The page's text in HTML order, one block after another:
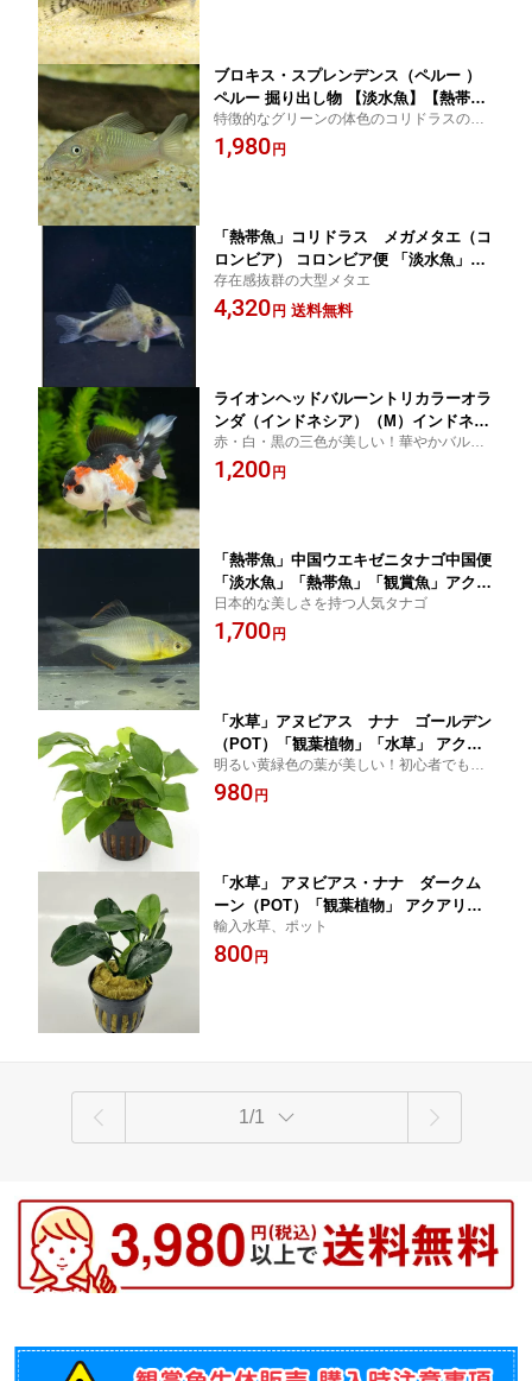
ブロキス・スプレンデンス（ペルー ）
ペルー 掘り出し物 【淡水魚】【熱帯
魚】【観賞魚】
特徴的なグリーンの体色のコリドラスの近
縁種
1,980円
「熱帯魚」コリドラス メガメタエ（コ
ロンビア） コロンビア便 「淡水魚」
「観賞魚」アクアリウム
存在感抜群の大型メタエ
4,320円 送料無料
ライオンヘッドバルーントリカラーオラ
ンダ（インドネシア）（M）インドネシ
ア便「金魚」「観賞魚」アクアリウム
赤・白・黒の三色が美しい！華やかバルー
ン体型の金魚
1,200円
「熱帯魚」中国ウエキゼニタナゴ中国便
「淡水魚」「熱帯魚」「観賞魚」アクア
リウム
日本的な美しさを持つ人気タナゴ
1,700円
「水草」アヌビアス ナナ ゴールデン
（POT）「観葉植物」「水草」 アクア
リウム
明るい黄緑色の葉が美しい！初心者でも育
てやすい丈夫な水草
980円
「水草」 アヌビアス・ナナ ダークム
ーン（POT）「観葉植物」 アクアリウ
ム
輸入水草、ポット
800円
1/1